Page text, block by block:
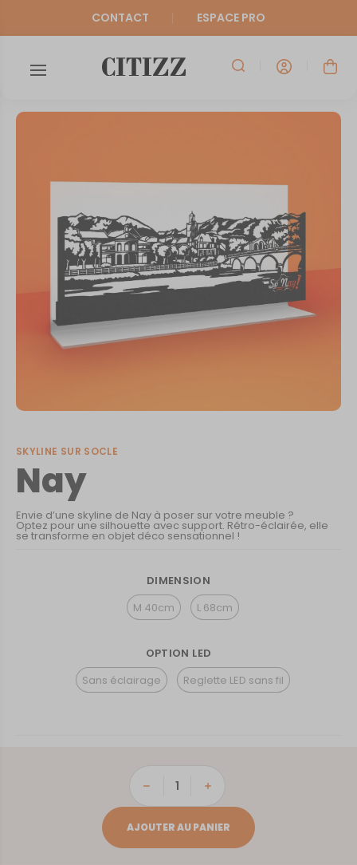
CONTACT ESPACE PRO
SKYLINE SUR SOCLE
Nay
Envie d’une skyline de Nay à poser sur votre meuble ?
Optez pour une silhouette avec support. Rétro-éclairée, elle
se transforme en objet déco sensationnel !
DIMENSION
M 40cm
L 68cm
OPTION LED
Sans éclairage
Reglette LED sans fil
quantité
Nay
AJOUTER AU PANIER